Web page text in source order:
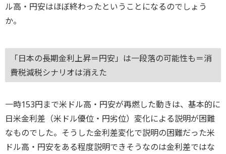
ル高・円安はほぼ終わったということになるのでしょう
か。
「日本の長期金利上昇＝円安」は一段落の可能性も＝消
費税減税シナリオは消えた
一時153円まで米ドル高・円安が再燃した動きは、基本的に
日米金利差（米ドル優位・円劣位）変化による説明が困難
なものでした。そうした金利差変化で説明の困難だった米
ドル高・円安をある程度説明できそうなのは金利差ではな